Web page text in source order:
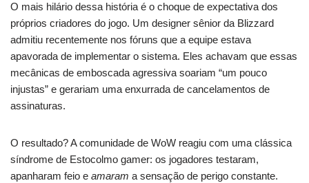
O mais hilário dessa história é o choque de expectativa dos
próprios criadores do jogo. Um designer sênior da Blizzard
admitiu recentemente nos fóruns que a equipe estava
apavorada de implementar o sistema. Eles achavam que essas
mecânicas de emboscada agressiva soariam “um pouco
injustas” e gerariam uma enxurrada de cancelamentos de
assinaturas.
O resultado? A comunidade de WoW reagiu com uma clássica
síndrome de Estocolmo gamer: os jogadores testaram,
apanharam feio e amaram a sensação de perigo constante.